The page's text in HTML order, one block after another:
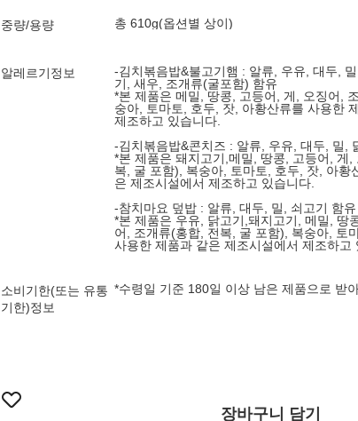
중량/용량 총 610g(옵션별 상이)
알레르기정보
-김치볶음밥&불고기햄 : 알류, 우유, 대두,
기, 새우, 조개류(굴포함) 함유
*본 제품은 메밀, 땅콩, 고등어, 게, 오징어,
숭아, 토마토, 호두, 잣, 아황산류를 사용한
제조하고 있습니다.
-김치볶음밥&콘치즈 : 알류, 우유, 대두, 밀,
*본 제품은 돼지고기,메밀, 땅콩, 고등어, 게,
복, 굴 포함), 복숭아, 토마토, 호두, 잣, 아황
은 제조시설에서 제조하고 있습니다.
-참치마요 덮밥 : 알류, 대두, 밀, 쇠고기 함유
*본 제품은 우유, 닭고기,돼지고기, 메밀, 땅
어, 조개류(홍합, 전복, 굴 포함), 복숭아, 토
사용한 제품과 같은 제조시설에서 제조하고
소비기한(또는 유통
기한)정보
*수령일 기준 180일 이상 남은 제품으로 받
장바구니 담기